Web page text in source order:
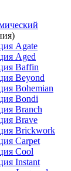
Agate
Aged
Baffin
Beyond
Bohemian
Bondi
Branch
Brave
Brickwork
Carpet
Cool
Instant